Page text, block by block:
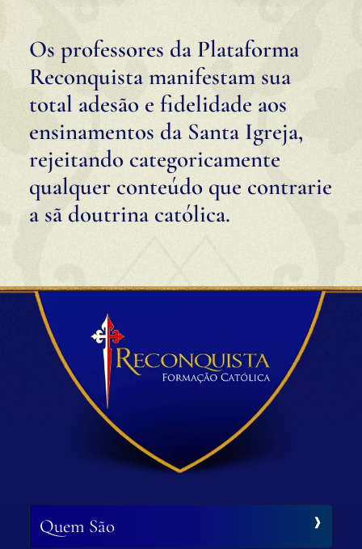
Os professores da Plataforma
Reconquista manifestam sua
total adesão e fidelidade aos
ensinamentos da Santa Igreja,
rejeitando categoricamente
qualquer conteúdo que contrarie
a sã doutrina católica.
Quem São